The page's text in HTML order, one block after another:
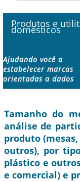
Produtos e
domésticos
Ajudando você a
estabelecer marcas
orientadas a dados
Tamanho do
análise de
produto
outros), por
plástico e
e comercial) e